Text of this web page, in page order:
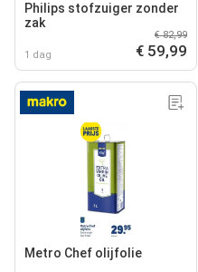
Philips stofzuiger zonder
zak
1 dag
€ 82,99
€ 59,99
Metro Chef olijfolie